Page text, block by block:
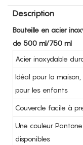
Description
Bouteille en acier
de 500 ml/750 ml
Acier inoxydable
Idéal pour la
pour les enfants
Couvercle facile à
Une couleur
disponibles